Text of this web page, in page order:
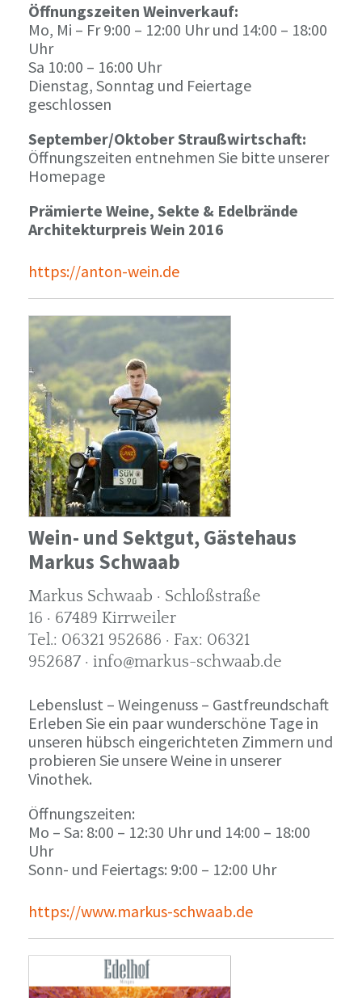
Öffnungszeiten Weinverkauf:
Mo, Mi – Fr 9:00 – 12:00 Uhr und 14:00 – 18:00
Uhr
Sa 10:00 – 16:00 Uhr
Dienstag, Sonntag und Feiertage
geschlossen
September/Oktober Straußwirtschaft:
Öffnungszeiten entnehmen Sie bitte unserer
Homepage
Prämierte Weine, Sekte & Edelbrände
Architekturpreis Wein 2016
https://anton-wein.de
Wein- und Sektgut, Gästehaus
Markus Schwaab
Markus Schwaab · Schloßstraße
16 · 67489 Kirrweiler
Tel.: 06321 952686 · Fax: 06321
952687 · info@markus-schwaab.de
Lebenslust – Weingenuss – Gastfreundschaft
Erleben Sie ein paar wunderschöne Tage in
unseren hübsch eingerichteten Zimmern und
probieren Sie unsere Weine in unserer
Vinothek.
Öffnungszeiten:
Mo – Sa: 8:00 – 12:30 Uhr und 14:00 – 18:00
Uhr
Sonn- und Feiertags: 9:00 – 12:00 Uhr
https://www.markus-schwaab.de